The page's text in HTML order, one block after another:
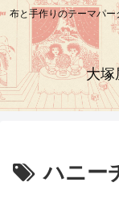
布と手作りのテーマパ
大塚
ハニー